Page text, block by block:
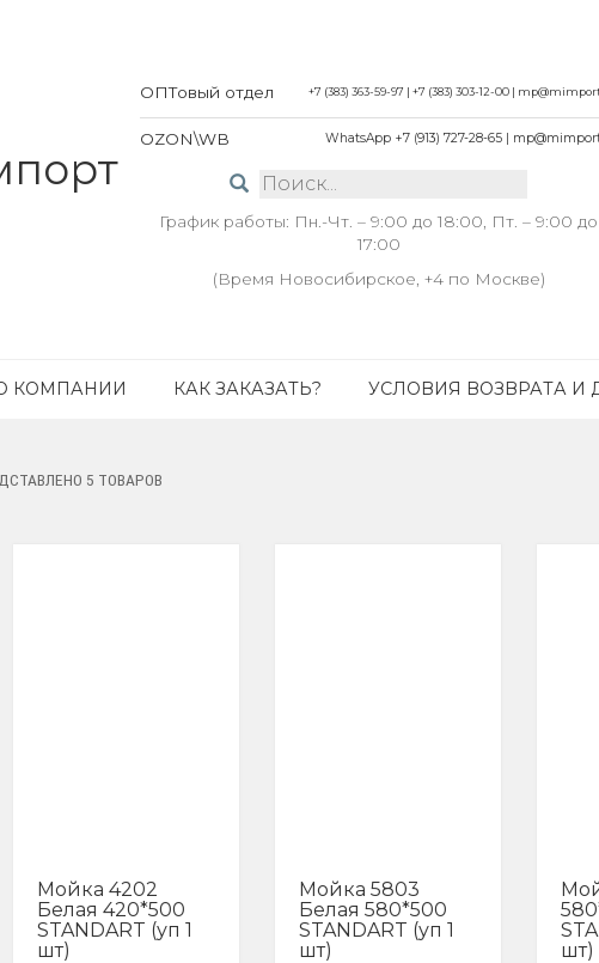
ОПТовый отдел +7 (383) 363-59-97 | +7 (383) 303-12-00 |
OZON\WB WhatsApp +7 (913) 727-28-65 |
График работы: Пн.-Чт. – 9:00 до 18:00, Пт. – 9:00 до
17:00
(Время Новосибирское, +4 по Москве)
КОМПАНИИ КАК ЗАКАЗАТЬ? УСЛОВИЯ ВОЗВРАТА И
5 ТОВАРОВ
Мойка 4202
Белая 420*500
STANDART (уп 1
шт)
Мойка 5803
Белая 580*500
STANDART (уп 1
шт)
шт)